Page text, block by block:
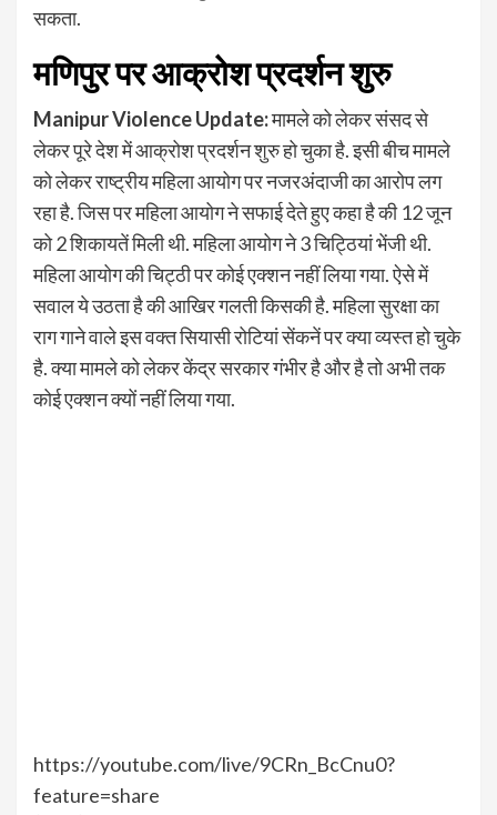
सकता.
मणिपुर पर आक्रोश प्रदर्शन शुरु
Manipur Violence Update:मामले को लेकर संसद से
लेकर पूरे देश में आक्रोश प्रदर्शन शुरु हो चुका है. इसी बीच मामले
को लेकर राष्ट्रीय महिला आयोग पर नजरअंदाजी का आरोप लग
रहा है. जिस पर महिला आयोग ने सफाई देते हुए कहा है की 12 जून
को 2 शिकायतें मिली थी. महिला आयोग ने 3 चिट्ठियां भेंजी थी.
महिला आयोग की चिट्ठी पर कोई एक्शन नहीं लिया गया. ऐसे में
सवाल ये उठता है की आखिर गलती किसकी है. महिला सुरक्षा का
राग गाने वाले इस वक्त सियासी रोटियां सेंकनें पर क्या व्यस्त हो चुके
है. क्या मामले को लेकर केंद्र सरकार गंभीर है और है तो अभी तक
कोई एक्शन क्यों नहीं लिया गया.
https://youtube.com/live/9CRn_BcCnu0?
feature=share